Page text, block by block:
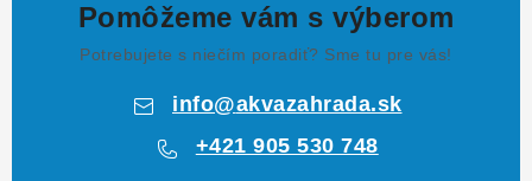
Pomôžeme vám s výberom
Potrebujete s niečím poradiť? Sme tu pre vás!
info@akvazahrada.sk
+421 905 530 748